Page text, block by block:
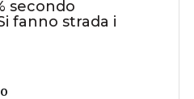
secondo
fanno strada i